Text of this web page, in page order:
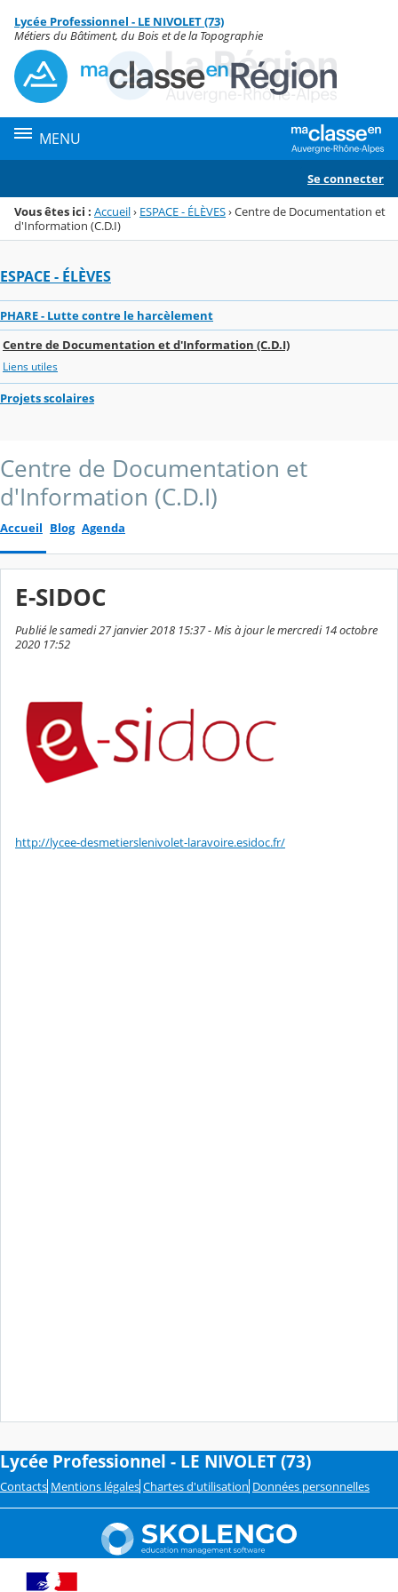
Menu de la rubrique
Contenu
Lycée Professionnel - LE NIVOLET (73)
Métiers du Bâtiment, du Bois et de la Topographie
MENU
Se connecter
Vous êtes ici : Accueil› ESPACE - ÉLÈVES›Centre de Documentation et
d'Information (C.D.I)
ESPACE - ÉLÈVES
PHARE - Lutte contre le harcèlement
Centre de Documentation et d'Information (C.D.I)
Liens utiles
Projets scolaires
Centre de Documentation et
d'Information (C.D.I)
Accueil Blog Agenda
E-SIDOC
Publié le samedi 27 janvier 2018 15:37 - Mis à jour le mercredi 14 octobre
2020 17:52
http://lycee-desmetierslenivolet-laravoire.esidoc.fr/
Lycée Professionnel - LE NIVOLET (73)
Contacts Mentions légales Chartes d'utilisation Données personnelles